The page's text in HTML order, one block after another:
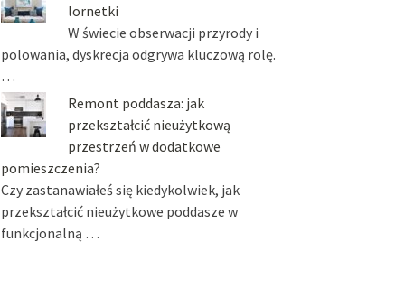
lornetki
W świecie obserwacji przyrody i
polowania, dyskrecja odgrywa kluczową rolę.
…
Remont poddasza: jak
przekształcić nieużytkową
przestrzeń w dodatkowe
pomieszczenia?
Czy zastanawiałeś się kiedykolwiek, jak
przekształcić nieużytkowe poddasze w
funkcjonalną …